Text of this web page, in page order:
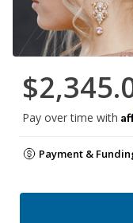
Pay over time with
Payment &